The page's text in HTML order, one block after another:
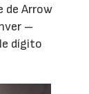
de Arrow
–
dígito